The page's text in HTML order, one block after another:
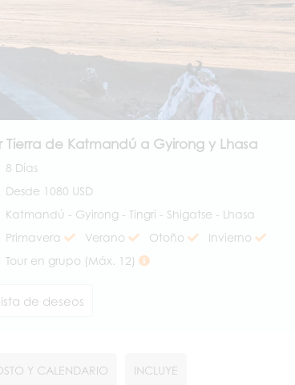
Tierra de Katmandú a Gyirong y Lhasa
8 Días
Desde 1080 USD
Katmandú - Gyirong - Tingri - Shigatse - Lhasa
Primavera Verano Otoño
Invierno
Tour en grupo (Máx. 12)
de deseos
Y CALENDARIO INCLUYE